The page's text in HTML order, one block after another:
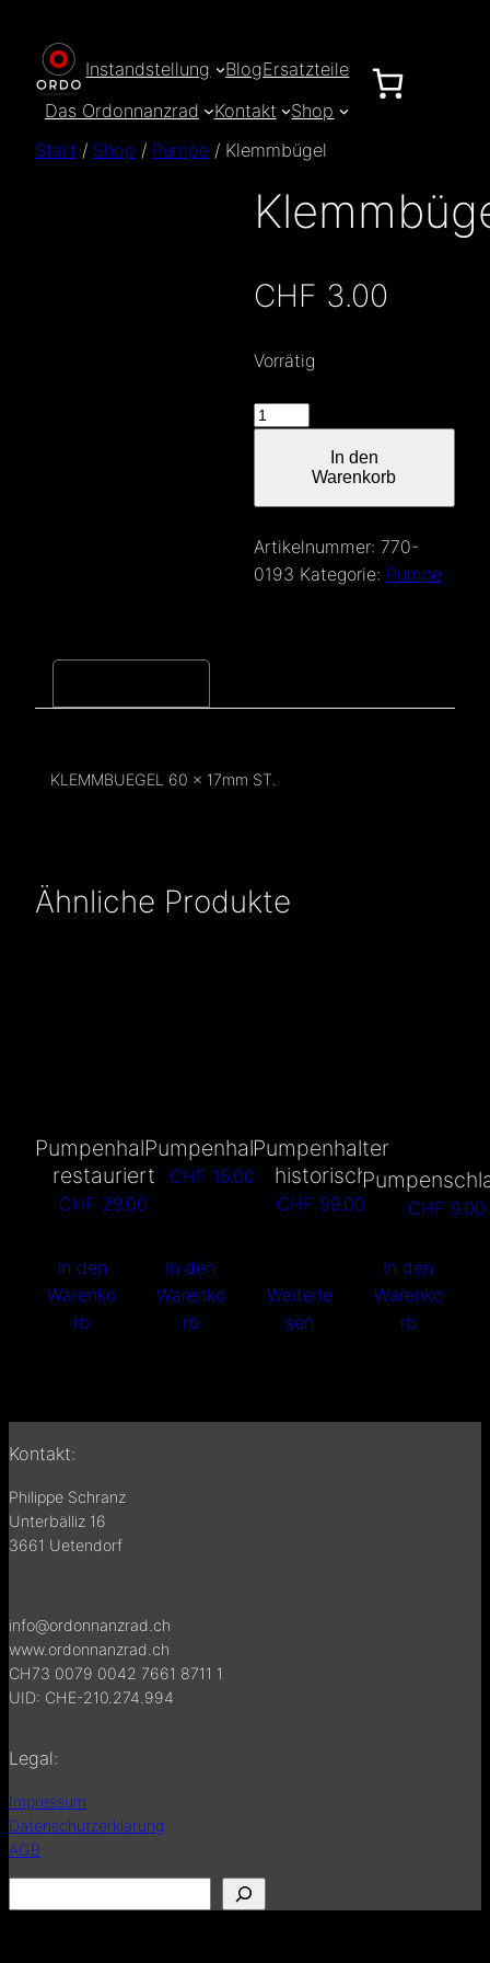
Inhalt
springen Instandstellung BlogErsatzteile
Das Ordonnanzrad
Kontakt
Shop
Start / Shop / Pumpe / Klemmbügel
CHF 3.00
Vorrätig
Klemmbügel
In den
Warenkorb
Artikelnummer: 770-
0193 Kategorie: Pumpe
KLEMMBUEGEL 60 x 17mm ST.
Ähnliche Produkte
Pumpenhalter
restauriert
CHF 29.00
In den
Warenko
rb
Pumpenhalter
CHF 15.00
In den
Warenko
rb
Pumpenhalter
historisch
CHF 99.00
Weiterle
sen
CHF 9.00
In den
Warenko
rb
Kontakt:
Philippe Schranz
Unterbälliz 16
3661 Uetendorf
info@ordonnanzrad.ch
www.ordonnanzrad.ch
CH73 0079 0042 7661 8711 1
UID: CHE-210.274.994
Legal:
Impressum
Datenschutzerklärung
AGB